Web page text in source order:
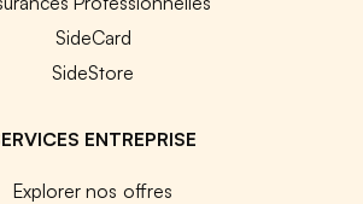
SideCard
SideStore
ENTREPRISE
Explorer nos offres